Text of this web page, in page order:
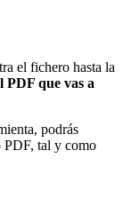
el fichero hasta la
PDF que vas a
podrás
PDF, tal y como